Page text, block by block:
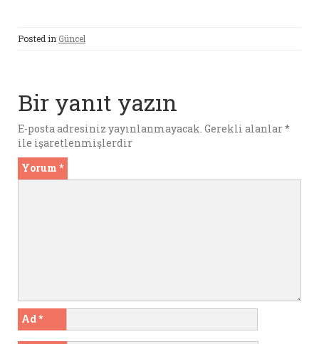
ce
b
o
k
it
te
p
p
Posted in Güncel
Bir yanıt yazın
E-posta adresiniz yayınlanmayacak. Gerekli alanlar*
ile işaretlenmişlerdir
Yorum *
Ad*